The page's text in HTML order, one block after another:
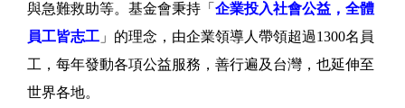
與急難救助等。基金會秉持「 企業投入社會公益，全體
員工皆志工 」的理念，由企業領導人帶領超過1300名員
工，每年發動各項公益服務，善行遍及台灣，也延伸至
世界各地。